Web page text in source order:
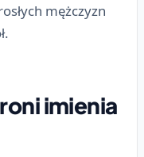
mężczyzn
imienia